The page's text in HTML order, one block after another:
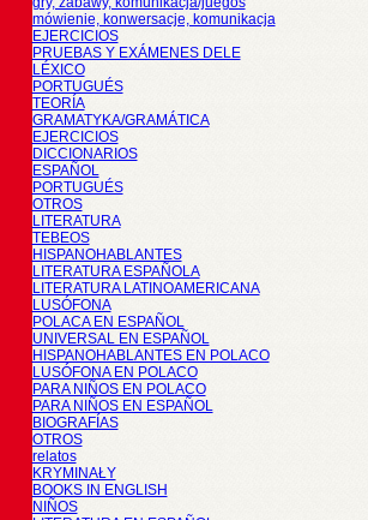
mówienie, konwersacje, komunikacja
EJERCICIOS
PRUEBAS Y EXÁMENES DELE
LÉXICO
PORTUGUÉS
TEORÍA
GRAMATYKA/GRAMÁTICA
EJERCICIOS
DICCIONARIOS
ESPAÑOL
PORTUGUÉS
OTROS
LITERATURA
TEBEOS
HISPANOHABLANTES
LITERATURA ESPAÑOLA
LITERATURA LATINOAMERICANA
LUSÓFONA
POLACA EN ESPAÑOL
UNIVERSAL EN ESPAÑOL
HISPANOHABLANTES EN POLACO
LUSÓFONA EN POLACO
PARA NIÑOS EN POLACO
PARA NIÑOS EN ESPAÑOL
BIOGRAFÍAS
OTROS
relatos
KRYMINAŁY
BOOKS IN ENGLISH
NIÑOS